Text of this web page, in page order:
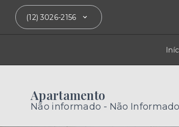
(12) 3026-2156
Apartamento
Não informado - Não